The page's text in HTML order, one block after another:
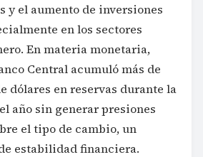
y el aumento de inversiones
en los sectores
En materia monetaria,
Central acumuló más de
dólares en reservas durante la
año sin generar presiones
el tipo de cambio, un
estabilidad financiera.